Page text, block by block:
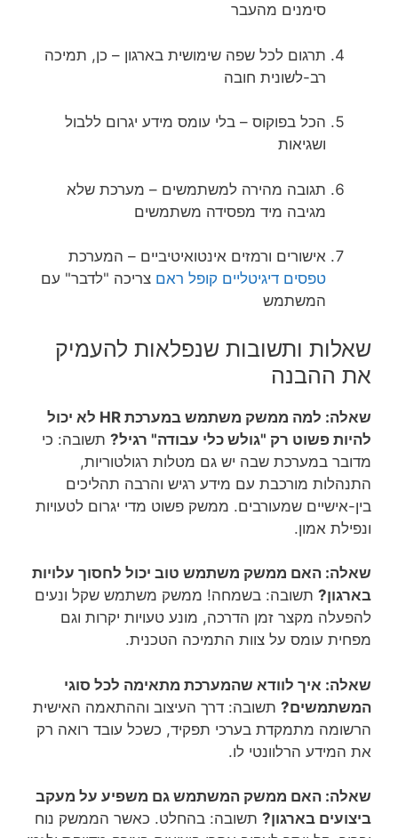
סימנים מהעבר
תרגום לכל שפה שימושית בארגון – כן, תמיכה
רב-לשונית חובה
הכל בפוקוס – בלי עומס מידע יגרום ללבול
ושגיאות
תגובה מהירה למשתמשים – מערכת שלא
מגיבה מיד מפסידה משתמשים
אישורים ורמזים אינטואיטיביים – המערכת
טפסים דיגיטליים קופל ראם צריכה "לדבר" עם
המשתמש
שאלות ותשובות שנפלאות להעמיק
את ההבנה
שאלה: למה ממשק משתמש במערכת HR לא יכול
להיות פשוט רק "גולש כלי עבודה" רגיל? תשובה: כי
מדובר במערכת שבה יש גם מטלות רגולטוריות,
התנהלות מורכבת עם מידע רגיש והרבה תהליכים
בין-אישיים שמעורבים. ממשק פשוט מדי יגרום לטעויות
ונפילת אמון.
שאלה: האם ממשק משתמש טוב יכול לחסוך עלויות
בארגון? תשובה: בשמחה! ממשק משתמש שקל ונעים
להפעלה מקצר זמן הדרכה, מונע טעויות יקרות וגם
מפחית עומס על צוות התמיכה הטכנית.
שאלה: איך לוודא שהמערכת מתאימה לכל סוגי
המשתמשים? תשובה: דרך העיצוב וההתאמה האישית
הרשומה מתמקדת בערכי תפקיד, כשכל עובד רואה רק
את המידע הרלוונטי לו.
שאלה: האם ממשק המשתמש גם משפיע על מעקב
ביצועים בארגון? תשובה: בהחלט. כאשר הממשק נוח